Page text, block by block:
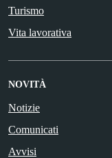
Turismo
Vita lavorativa
NOVITÀ
Notizie
Comunicati
Avvisi